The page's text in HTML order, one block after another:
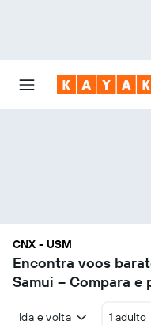
CNX - USM
Encontra voos
Samui – Compara e
Ida e volta 1 adulto